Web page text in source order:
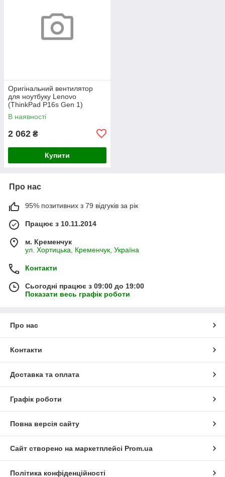
Оригінальний вентилятор
для ноутбуку Lenovo
(ThinkPad P16s Gen 1)
В наявності
2 062 ₴
Купити
Про нас
95% позитивних з 79 відгуків за рік
Працює з 10.11.2014
м. Кременчук
ул. Хортицька, Кременчук, Україна
Контакти
Сьогодні працює з 09:00 до 19:00
Показати весь графік роботи
Про нас
Контакти
Доставка та оплата
Графік роботи
Повна версія сайту
Сайт створено на маркетплейсі Prom.ua
Політика конфіденційності